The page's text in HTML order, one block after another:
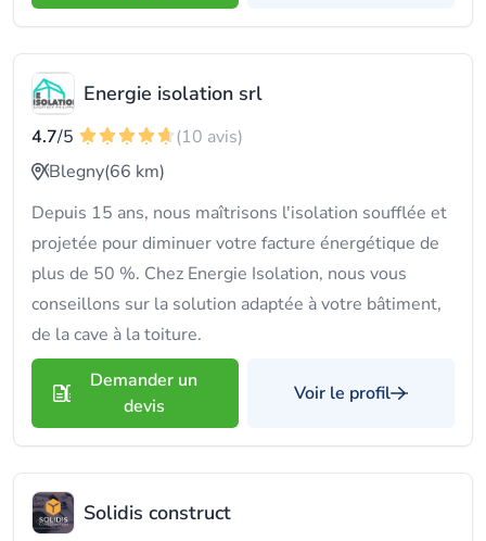
Energie isolation srl
4.7/5
(10 avis)
Blegny(66 km)
Depuis 15 ans, nous maîtrisons l'isolation soufflée et
projetée pour diminuer votre facture énergétique de
plus de 50 %. Chez Energie Isolation, nous vous
conseillons sur la solution adaptée à votre bâtiment,
de la cave à la toiture.
Demander un
devis
Voir le profil
Solidis construct